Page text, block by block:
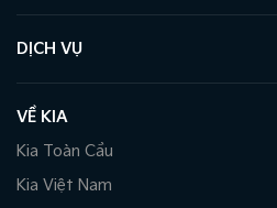
DỊCH VỤ
VỀ KIA
Kia Toàn Cầu
Kia Việt Nam